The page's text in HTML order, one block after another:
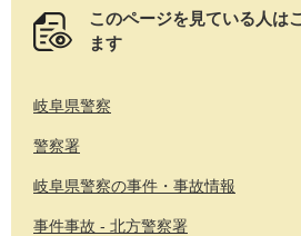
このページを見ている人は
ます
岐阜県警察
警察署
岐阜県警察の事件・事故情報
事件事故 - 北方警察署